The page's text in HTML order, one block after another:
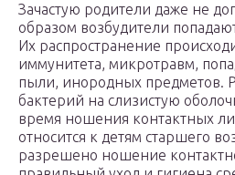
Зачастую родители даже не
образом возбудители
Их распространение
иммунитета, микротравм,
пыли, инородных предметов.
бактерий на слизистую
время ношения контактных
относится к детям старшего
разрешено ношение